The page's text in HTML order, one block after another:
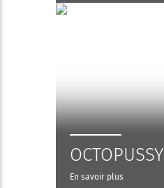
OCTOPUSSY
En savoir plus